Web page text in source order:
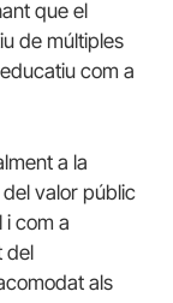
que el
de múltiples
com a
a la
valor públic
com a
del
als